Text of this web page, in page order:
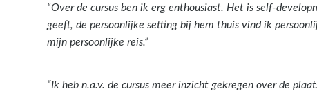
“Over de cursus ben ik erg enthousiast. Het is self-
geeft, de persoonlijke setting bij hem thuis vind ik
mijn persoonlijke reis.”
“Ik heb n.a.v. de cursus meer inzicht gekregen over de